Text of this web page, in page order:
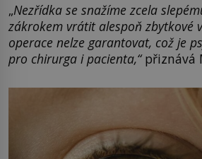
„Nezřídka se snažíme zcela
zákrokem vrátit alespoň zbytkové
operace nelze garantovat, což je
pro chirurga i pacienta,“přiznává